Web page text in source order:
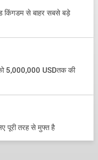
किंगडम से बाहर सबसे बड़े
5,000,000 USDतक की
पूरी तरह से मुफ्त है